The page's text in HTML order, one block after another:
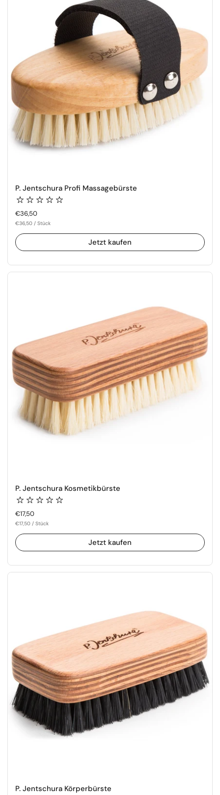
P. Jentschura Profi Massagebürste
Regulärer Preis
€36,50
€36,50 / Stück
Jetzt kaufen
P. Jentschura Kosmetikbürste
Regulärer Preis
€17,50
€17,50 / Stück
Jetzt kaufen
P. Jentschura Körperbürste